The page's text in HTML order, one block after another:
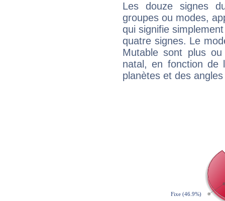
Les douze signes
groupes ou modes,
qui signifie
quatre signes. Le
Mutable sont plus
natal, en fonction de
planètes et des